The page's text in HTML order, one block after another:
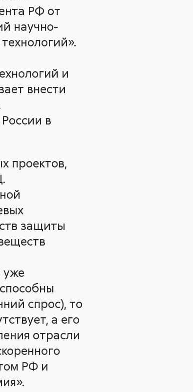
РФ от
научно-
и
внести
в
проектов,
защиты
уже
спрос), то
а его
отрасли
РФ и